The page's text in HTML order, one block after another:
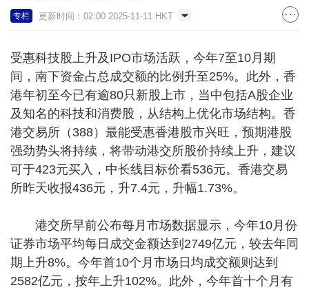
专栏 更新时间：02:00 2025-11-11 HKT
受惠科技股上升及IPO市场活跃，今年7至10月期
间，南下资金占总成交额的比例升至25%。此外，香
港年初至今已有逾80只新股上市，当中包括A股企业
及知名的科技和消费股，从结构上优化市场结构。香
港交易所（388）最能受惠香港股市兴旺，预期港股
强劲势头将持续，将带动港交所股价持续上升，建议
可于423元买入，中长线目标价看536元。香港交易
所昨天收报436元，升7.4元，升幅1.73%。
港交所早前公布每月市场数据显示，今年10月份
证券市场平均每日成交金额达到2749亿元，较去年同
期上升8%。今年首10个月市场日均成交额则达到
2582亿元，按年上升102%。此外，今年首十个月有